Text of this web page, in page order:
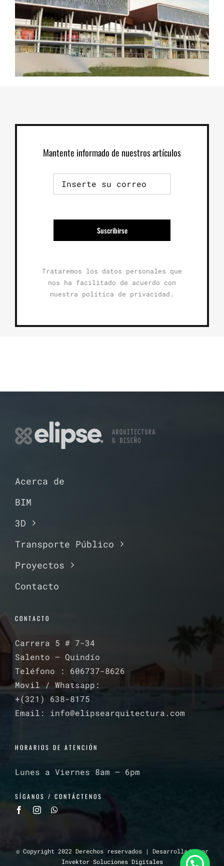
Mantente informado de nuestros artículos
Suscribirse
Trataremos los datos personales que
nos ha facilitado de acuerdo con
nuestra política de privacidad.
Acerca de
BIM
3D
Transporte Público
Proyectos
Contacto
CONTACTO
Carrera 5 # 7-34
Salento – Quindío
Teléfono : 606737-8626
Movil / Whatsapp:
+(321) 638-8175‬
Email: info@elipsearquitectura.com
HORARIOS DE ATENCIÓN
Lunes a Viernes 8am – 6pm
SÍGANOS / CONTÁCTENOS
© Copyright 2022 Derechos reservados | Desarrollado por
Invektor Soluciones Digitales